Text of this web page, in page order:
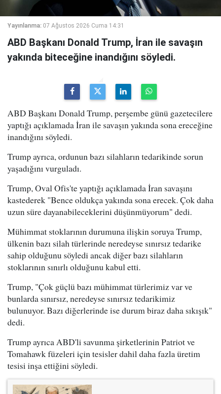
Yayınlanma: 07 Ağustos 2026 Cuma 14:31
ABD Başkanı Donald Trump, İran ile savaşın
yakında biteceğine inandığını söyledi.
ABD Başkanı Donald Trump, perşembe günü gazetecilere
yaptığı açıklamada İran ile savaşın yakında sona ereceğine
inandığını söyledi.
Trump ayrıca, ordunun bazı silahların tedarikinde sorun
yaşadığını vurguladı.
Trump, Oval Ofis'te yaptığı açıklamada İran savaşını
kastederek "Bence oldukça yakında sona erecek. Çok daha
uzun süre dayanabileceklerini düşünmüyorum" dedi.
Mühimmat stoklarının durumuna ilişkin soruya Trump,
ülkenin bazı silah türlerinde neredeyse sınırsız tedarike
sahip olduğunu söyledi ancak diğer bazı silahların
stoklarının sınırlı olduğunu kabul etti.
Trump, "Çok güçlü bazı mühimmat türlerimiz var ve
bunlarda sınırsız, neredeyse sınırsız tedarikimiz
bulunuyor. Bazı diğerlerinde ise durum biraz daha sıkışık"
dedi.
Trump ayrıca ABD'li savunma şirketlerinin Patriot ve
Tomahawk füzeleri için tesisler dahil daha fazla üretim
tesisi inşa ettiğini söyledi.